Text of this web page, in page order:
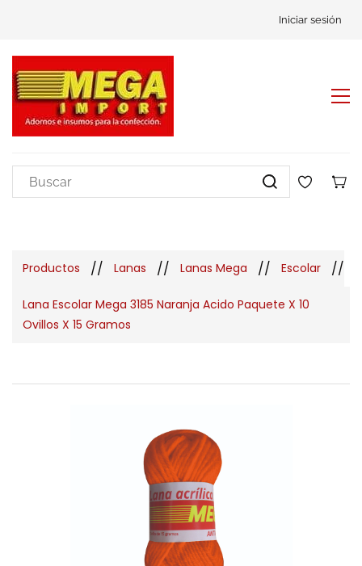
Iniciar sesión
Productos // Lanas // Lanas Mega // Escolar //
Lana Escolar Mega 3185 Naranja Acido Paquete X 10
Ovillos X 15 Gramos